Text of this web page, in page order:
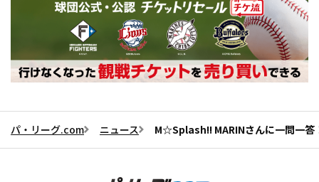
パ・リーグ.com ニュース M☆Splash!! MARINさんに一問一答